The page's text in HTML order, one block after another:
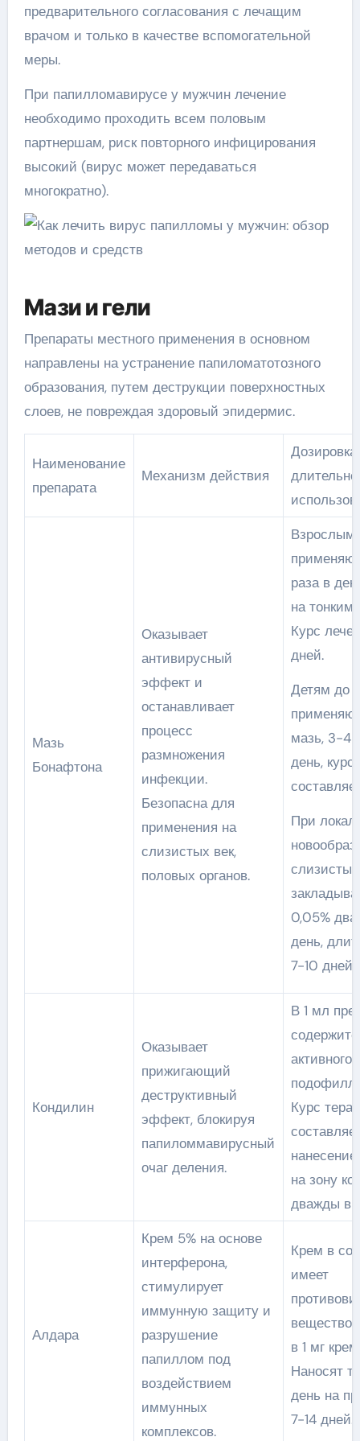
предварительного согласования с лечащим
врачом и только в качестве вспомогательной
меры.
При папилломавирусе у мужчин лечение
необходимо проходить всем половым
партнершам, риск повторного инфицирования
высокий (вирус может передаваться
многократно).
Мази и гели
Препараты местного применения в основном
направлены на устранение папиломатотозного
образования, путем деструкции поверхностных
слоев, не повреждая здоровый эпидермис.
Наименование
препарата
Механизм действия
Мазь
Бонафтона
Оказывает
антивирусный
эффект и
останавливает
процесс
размножения
инфекции.
Безопасна для
применения на
слизистых век,
половых органов.
Взрослым
раза в
на тонким
Курс
дней.
Детям до
мазь, 3-4
день, курс
При
0,05%
день,
7-10 дней.
Кондилин
Оказывает
прижигающий
деструктивный
эффект, блокируя
папиломмавирусный
очаг деления.
В 1 мл
активного
Курс
на зону
дважды в
Алдара
Крем 5% на основе
интерферона,
стимулирует
иммунную защиту и
разрушение
папиллом под
воздействием
иммунных
комплексов.
Крем в
имеет
вещество
в 1 мг
Наносят
день на
7-14 дней.